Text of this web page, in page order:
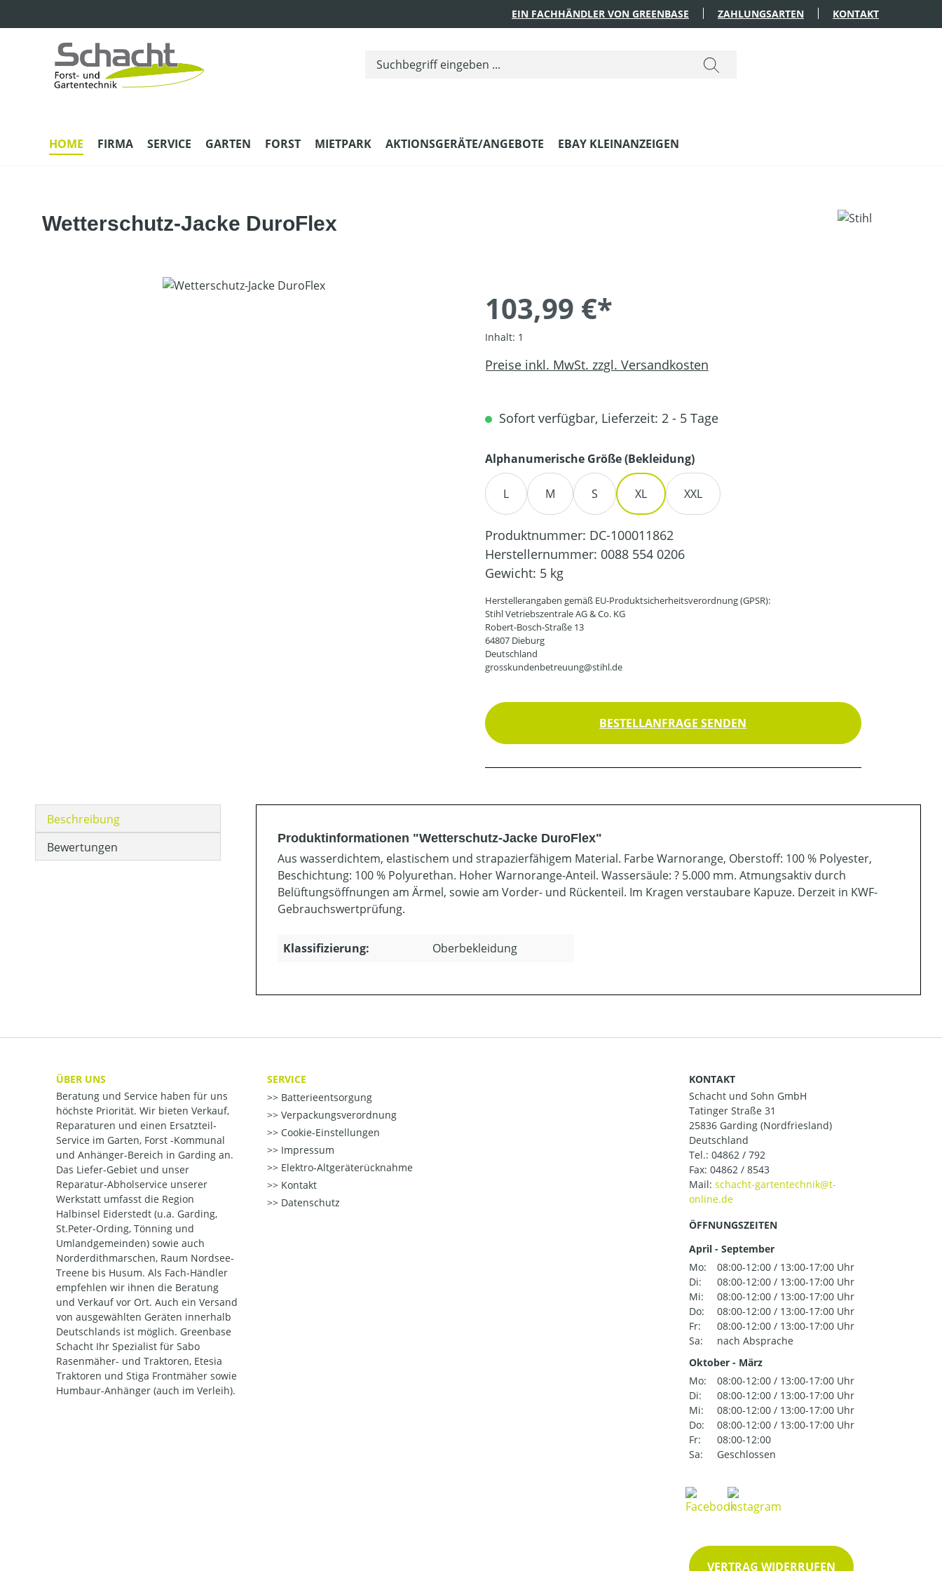
EIN FACHHÄNDLER VON GREENBASE ZAHLUNGSARTEN KONTAKT
HOME FIRMA SERVICE GARTEN FORST MIETPARK AKTIONSGERÄTE/ANGEBOTE EBAY KLEINANZEIGEN
Wetterschutz-Jacke DuroFlex
Bildergalerie überspringen
103,99 €*
Inhalt: 1
Preise inkl. MwSt. zzgl. Versandkosten
Sofort verfügbar, Lieferzeit: 2 - 5 Tage
Alphanumerische Größe (Bekleidung)auswählen
L M S XL XXL
Produktnummer: DC-100011862
Herstellernummer: 0088 554 0206
Gewicht: 5 kg
Herstellerangaben gemäß EU-Produktsicherheitsverordnung (GPSR):
Stihl Vetriebszentrale AG & Co. KG
Robert-Bosch-Straße 13
64807 Dieburg
Deutschland
grosskundenbetreuung@stihl.de
BESTELLANFRAGE SENDEN
Beschreibung
Bewertungen
Produktinformationen "Wetterschutz-Jacke DuroFlex"
Aus wasserdichtem, elastischem und strapazierfähigem Material. Farbe Warnorange, Oberstoff: 100 % Polyester,
Beschichtung: 100 % Polyurethan. Hoher Warnorange-Anteil. Wassersäule: ? 5.000 mm. Atmungsaktiv durch
Belüftungsöffnungen am Ärmel, sowie am Vorder- und Rückenteil. Im Kragen verstaubare Kapuze. Derzeit in KWF-
Gebrauchswertprüfung.
Klassifizierung: Oberbekleidung
ÜBER UNS
Beratung und Service haben für uns
höchste Priorität. Wir bieten Verkauf,
Reparaturen und einen Ersatzteil-
Service im Garten, Forst -Kommunal
und Anhänger-Bereich in Garding an.
Das Liefer-Gebiet und unser
Reparatur-Abholservice unserer
Werkstatt umfasst die Region
Halbinsel Eiderstedt (u.a. Garding,
St.Peter-Ording, Tönning und
Umlandgemeinden) sowie auch
Norderdithmarschen, Raum Nordsee-
Treene bis Husum. Als Fach-Händler
empfehlen wir ihnen die Beratung
und Verkauf vor Ort. Auch ein Versand
von ausgewählten Geräten innerhalb
Deutschlands ist möglich. Greenbase
Schacht Ihr Spezialist für Sabo
Rasenmäher- und Traktoren, Etesia
Traktoren und Stiga Frontmäher sowie
Humbaur-Anhänger (auch im Verleih).
SERVICE
Batterieentsorgung
Verpackungsverordnung
Cookie-Einstellungen
Impressum
Elektro-Altgeräterücknahme
Kontakt
Datenschutz
KONTAKT
Schacht und Sohn GmbH
Tatinger Straße 31
25836 Garding (Nordfriesland)
Deutschland
Tel.: 04862 / 792
Fax: 04862 / 8543
Mail:
ÖFFNUNGSZEITEN
April - September
Mo:
08:00-12:00 / 13:00-17:00 Uhr
Di:
08:00-12:00 / 13:00-17:00 Uhr
Mi:
08:00-12:00 / 13:00-17:00 Uhr
Do:
08:00-12:00 / 13:00-17:00 Uhr
Fr:
08:00-12:00 / 13:00-17:00 Uhr
Sa:
nach Absprache
Oktober - März
Mo:
08:00-12:00 / 13:00-17:00 Uhr
Di:
08:00-12:00 / 13:00-17:00 Uhr
Mi:
08:00-12:00 / 13:00-17:00 Uhr
Do:
08:00-12:00 / 13:00-17:00 Uhr
Fr:
08:00-12:00
Sa:
Geschlossen
VERTRAG WIDERRUFEN